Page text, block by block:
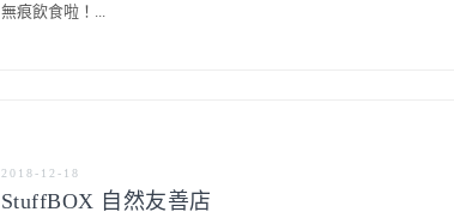
無痕飲食啦！...
2018-12-18
StuffBOX 自然友善店